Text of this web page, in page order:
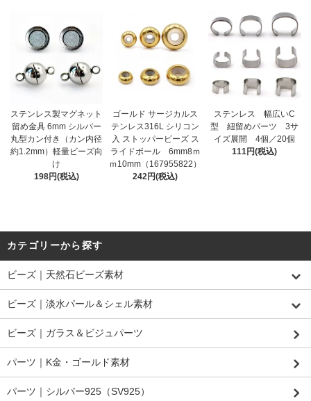
ステンレス製マグネット
留め金具 6mm シルバー
丸型カン付き（カン内径
約1.2mm）軽量ビーズ向
け
198円(税込)
ゴールド サージカルス
テンレス316L シリコン
入 ストッパービーズ ス
ライドボール 6mm8ｍ
ｍ10mm（167955822）
242円(税込)
ステンレス 幅広いC
型 紐留めパーツ 3サ
イズ展開 4個／20個
111円(税込)
カテゴリーから探す
ビーズ｜天然石ビーズ素材
ビーズ｜淡水パール＆シェル素材
ビーズ｜ガラス＆ビジュパーツ
パーツ｜K金・ゴールド素材
パーツ｜シルバー925（SV925）